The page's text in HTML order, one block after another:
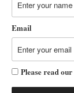
Email
Please read our